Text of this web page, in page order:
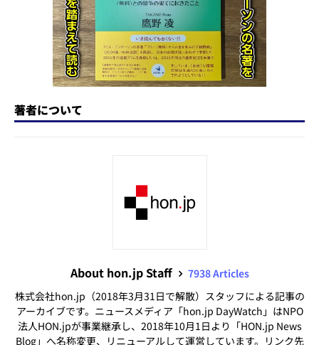
著者について
About hon.jp Staff
7938 Articles
株式会社hon.jp（2018年3月31日で解散）スタッフによる記事の
アーカイブです。ニュースメディア「hon.jp DayWatch」はNPO
法人HON.jpが事業継承し、2018年10月1日より「HON.jp News
Blog」へ名称変更、リニューアルして運営しています。リンク先